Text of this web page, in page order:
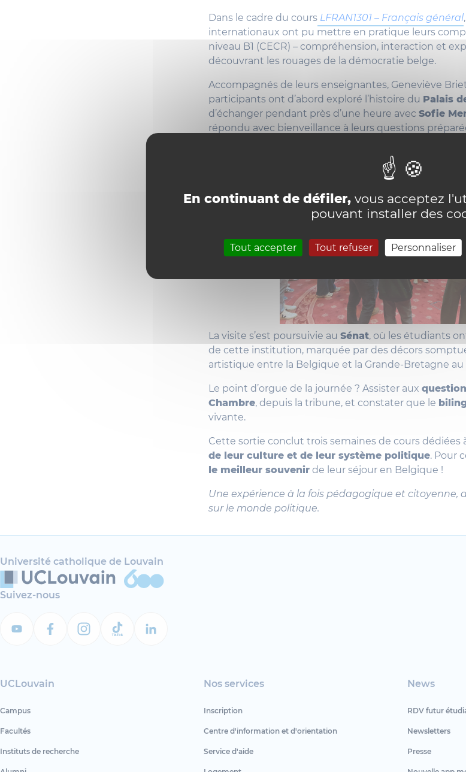
En continuant de défiler, vous acceptez
pouvant installer des
Tout accepter Tout refuser Personnaliser
Dans le cadre du cours LFRAN1301 – Français général
internationaux ont pu mettre en pratique leurs
niveau B1 (CECR) – compréhension, interaction et
découvrant les rouages de la démocratie belge.
Accompagnés de leurs enseignantes, Geneviève
participants ont d’abord exploré l’histoire du Palais
d’échanger pendant près d’une heure avec Sofie
répondu avec bienveillance à leurs questions
La visite s’est poursuivie au Sénat, où les étudiants
de cette institution, marquée par des décors
artistique entre la Belgique et la Grande-Bretagne au
Le point d’orgue de la journée ? Assister aux
Chambre, depuis la tribune, et constater que le
vivante.
Cette sortie conclut trois semaines de cours dédiées
de leur culture et de leur système politique. Pour
le meilleur souvenir de leur séjour en Belgique !
Une expérience à la fois pédagogique et citoyenne,
sur le monde politique.
Université catholique de Louvain
Suivez-nous
UCLouvain
Campus
Facultés
Instituts de recherche
Nos services
Inscription
Centre d'information et d'orientation
Service d'aide
News
RDV futur
Newsletters
Presse